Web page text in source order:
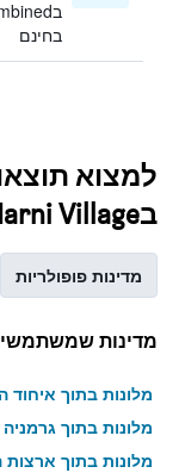
בחינם
למצוא
בMarni Village
מדינות פופולריות
מדינות
מלונות בתוך איחוד
מלונות בתוך גרמניה
מלונות בתוך ארצות